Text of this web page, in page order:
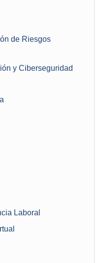
de Riesgos
y Ciberseguridad
Laboral